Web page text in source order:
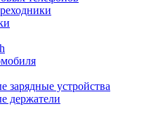
зарядные устройства
держатели